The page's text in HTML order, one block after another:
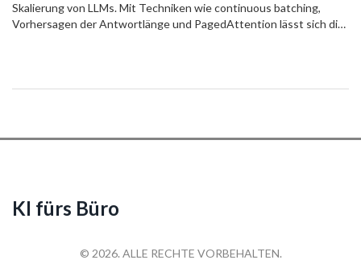
Skalierung von LLMs. Mit Techniken wie continuous batching,
Vorhersagen der Antwortlänge und PagedAttention lässt sich die
KI fürs Büro
© 2026. ALLE RECHTE VORBEHALTEN.